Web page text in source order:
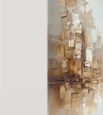
Eco-Premium